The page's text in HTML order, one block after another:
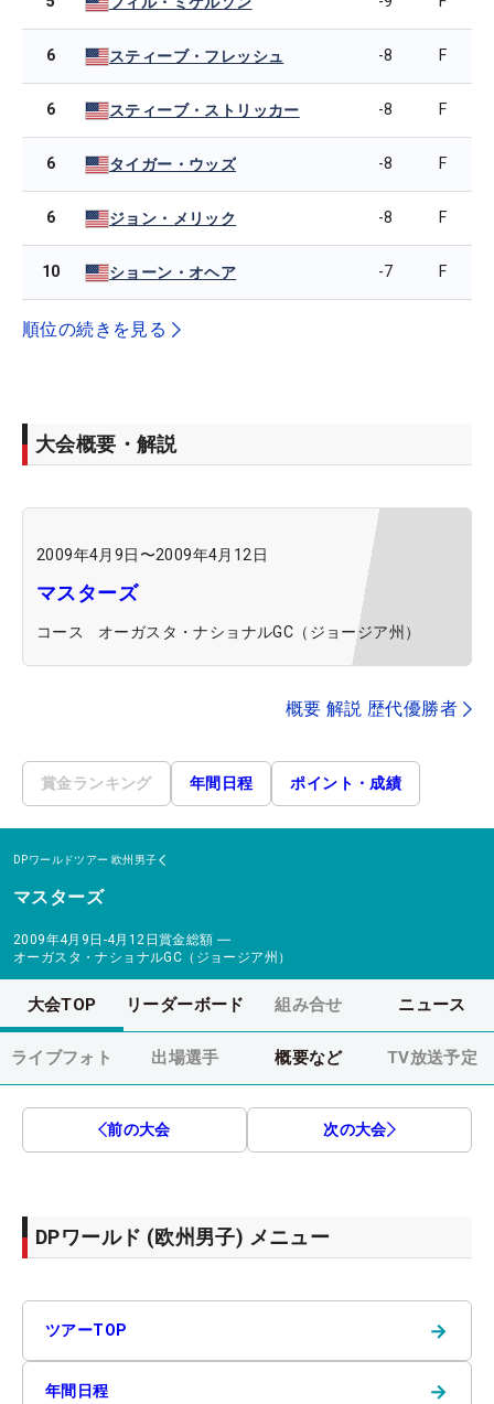
6 スティーブ・フレッシュ -8 F
6 スティーブ・ストリッカー -8 F
6 タイガー・ウッズ -8 F
6 ジョン・メリック -8 F
10 ショーン・オヘア -7 F
順位の続きを見る
大会概要・解説
2009年4月9日 〜2009年4月12日
マスターズ
コース オーガスタ・ナショナルGC（ジョージア州）
概要 解説 歴代優勝者
賞金ランキング 年間日程 ポイント・成績
DPワールドツアー 欧州男子
マスターズ
2009年4月9日-4月12日賞金総額 ―
オーガスタ・ナショナルGC（ジョージア州）
大会TOP リーダーボード 組み合せ ニュース
ライブフォト 出場選手 概要など TV放送予定
前の大会 次の大会
DPワールド (欧州男子) メニュー
ツアーTOP →
年間日程 →